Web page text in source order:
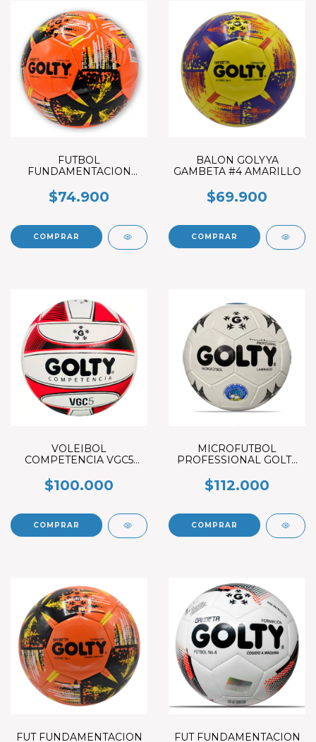
FUTBOL
FUNDAMENTACION
NARANJA
$74.900
BALON GOLYYA
GAMBETA #4 AMARILLO
$69.900
VOLEIBOL
COMPETENCIA VGC5
$100.000
MICROFUTBOL
PROFESSIONAL GOLTY
$112.000
FUT FUNDAMENTACION FUT FUNDAMENTACION